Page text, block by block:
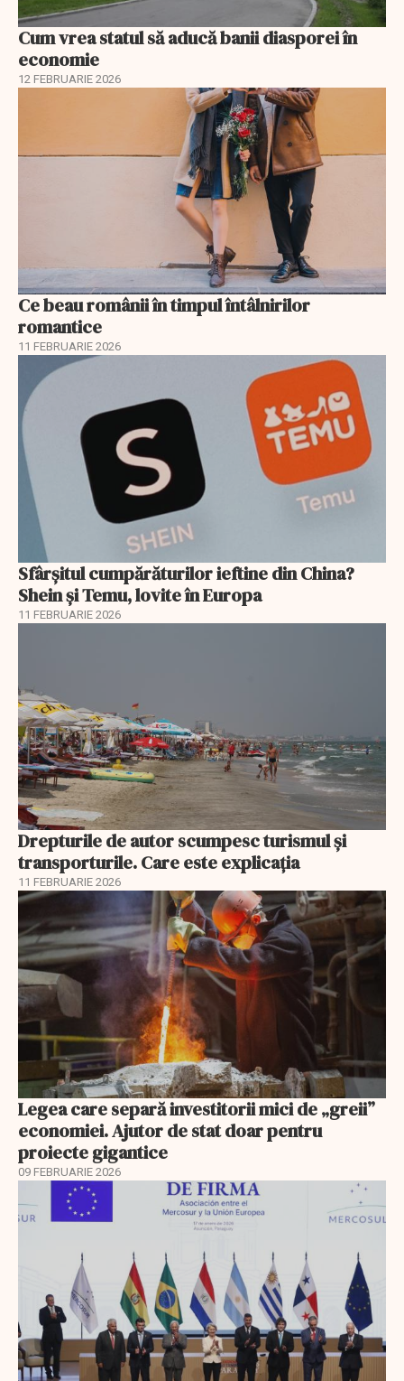
Cum vrea statul să aducă banii diasporei în
economie
12 FEBRUARIE 2026
Ce beau românii în timpul întâlnirilor
romantice
11 FEBRUARIE 2026
Sfârșitul cumpărăturilor ieftine din China?
Shein și Temu, lovite în Europa
11 FEBRUARIE 2026
Drepturile de autor scumpesc turismul și
transporturile. Care este explicația
11 FEBRUARIE 2026
Legea care separă investitorii mici de „greii”
economiei. Ajutor de stat doar pentru
proiecte gigantice
09 FEBRUARIE 2026